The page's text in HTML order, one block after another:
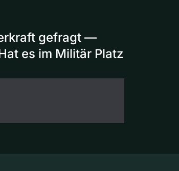
gefragt —
es im Militär Platz